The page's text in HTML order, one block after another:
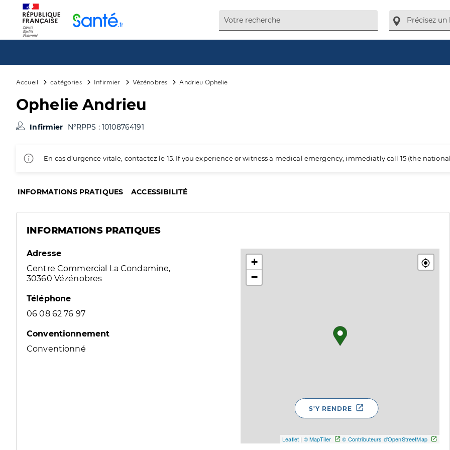
Accueil catégories Infirmier Vézénobres Andrieu Ophelie
Ophelie Andrieu
Infirmier N°RPPS : 10108764191
En cas d'urgence vitale, contactez le 15. If you experience or witness a medical emergency, immediatly call 15 (the
INFORMATIONS PRATIQUES ACCESSIBILITÉ
INFORMATIONS PRATIQUES
Adresse
Centre Commercial La Condamine,
30360 Vézénobres
Téléphone
06 08 62 76 97
Conventionnement
Conventionné
+
−
Leaflet | © MapTiler © Contributeurs d'OpenStreetMap
S'Y RENDRE
Panneau de gestion des cookies